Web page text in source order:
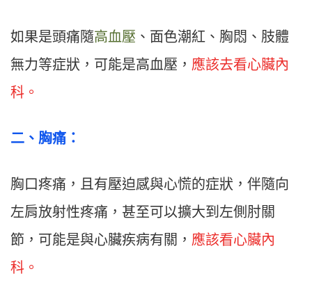
如果是頭痛隨高血壓 、面色潮紅、胸悶、肢體
無力等症狀，可能是高血壓， 應該去看心臟內
科。
二、胸痛：
胸口疼痛，且有壓迫感與心慌的症狀，伴隨向
左肩放射性疼痛，甚至可以擴大到左側肘關
節，可能是與心臟疾病有關， 應該看心臟內
科。